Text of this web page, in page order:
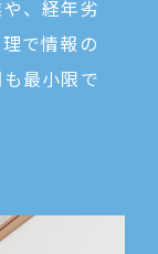
、経年劣
で情報の
最小限で